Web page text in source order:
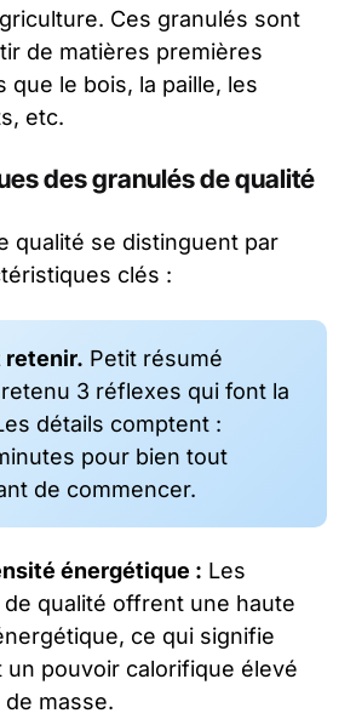
Ces granulés sont
de matières premières
que le bois, la paille, les
etc.
des granulés de qualité
qualité se distinguent par
clés :
retenir. Petit résumé
retenu 3 réflexes qui font la
détails comptent :
pour bien tout
de commencer.
énergétique : Les
de qualité offrent une haute
ce qui signifie
un pouvoir calorifique élevé
masse.